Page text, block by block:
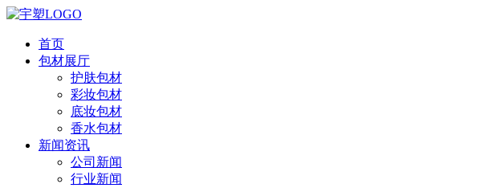
首页
包材展厅
护肤包材
彩妆包材
底妆包材
香水包材
新闻资讯
公司新闻
行业新闻